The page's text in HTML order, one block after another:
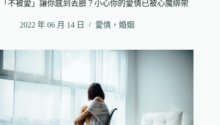
「不被愛」讓你感到丟臉？小心你的愛情已被心魔綁架
2022 年 06 月 14 日 愛情，婚姻